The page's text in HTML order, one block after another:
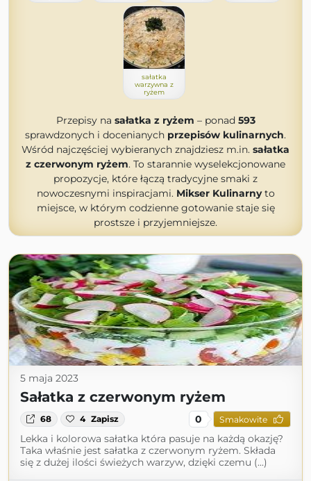
sałatka
warzywna z
ryżem
Przepisy na sałatka z ryżem – ponad 593
sprawdzonych i docenianych przepisów kulinarnych.
Wśród najczęściej wybieranych znajdziesz m.in. sałatka
z czerwonym ryżem. To starannie wyselekcjonowane
propozycje, które łączą tradycyjne smaki z
nowoczesnymi inspiracjami. Mikser Kulinarnyto
miejsce, w którym codzienne gotowanie staje się
prostsze i przyjemniejsze.
5 maja 2023
Sałatka z czerwonym ryżem
68 4 Zapisz 0 Smakowite
Lekka i kolorowa sałatka która pasuje na każdą okazję?
Taka właśnie jest sałatka z czerwonym ryżem. Składa
się z dużej ilości świeżych warzyw, dzięki czemu (...)